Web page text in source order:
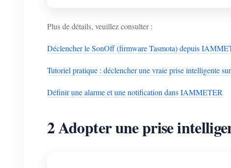
Plus de détails, veuillez consulter :
Déclencher le SonOff (firmware Tasmota) depuis
Tutoriel pratique : déclencher une vraie prise intelligente
Définir une alarme et une notification dans IAMMETER
2 Adopter une prise